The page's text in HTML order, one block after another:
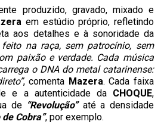
produzido, gravado, mixado e
em estúdio próprio, refletindo
aos detalhes e à sonoridade da
na raça, sem patrocínio, sem
paixão e verdade. Cada música
o DNA do metal catarinense:
, comenta Mazera. Cada faixa
e a autenticidade da CHOQUE,
de “Revolução”até a densidade
de Cobra”, por exemplo.